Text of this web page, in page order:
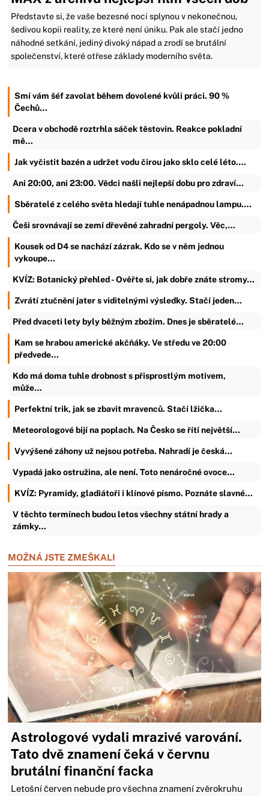
Představte si, že vaše bezesné noci splynou v nekonečnou,
šedivou kopii reality, ze které není úniku. Pak ale stačí jedno
náhodné setkání, jediný divoký nápad a zrodí se brutální
společenství, které otřese základy moderního světa.
Smí vám šéf zavolat během dovolené kvůli práci. 90 %
Čechů…
Dcera v obchodě roztrhla sáček těstovin. Reakce pokladní
mě…
Jak vyčistit bazén a udržet vodu čirou jako sklo celé léto.…
Ani 20:00, ani 23:00. Vědci našli nejlepší dobu pro zdraví…
Sběratelé z celého světa hledají tuhle nenápadnou lampu.…
Češi srovnávají se zemí dřevěné zahradní pergoly. Věc,…
Kousek od D4 se nachází zázrak. Kdo se v něm jednou
vykoupe…
KVÍZ: Botanický přehled - Ověřte si, jak dobře znáte stromy…
Zvrátí ztučnění jater s viditelnými výsledky. Stačí jeden…
Před dvaceti lety byly běžným zbožím. Dnes je sběratelé…
Kam se hrabou americké akčňáky. Ve středu ve 20:00
předvede…
Kdo má doma tuhle drobnost s přisprostlým motivem,
může…
Perfektní trik, jak se zbavit mravenců. Stačí lžička…
Meteorologové bijí na poplach. Na Česko se řítí největší…
Vyvýšené záhony už nejsou potřeba. Nahradí je česká…
Vypadá jako ostružina, ale není. Toto nenáročné ovoce…
KVÍZ: Pyramidy, gladiátoři i klínové písmo. Poznáte slavné…
V těchto termínech budou letos všechny státní hrady a
zámky…
MOŽNÁ JSTE ZMEŠKALI
Astrologové vydali mrazivé varování.
Tato dvě znamení čeká v červnu
brutální finanční facka
Letošní červen nebude pro všechna znamení zvěrokruhu